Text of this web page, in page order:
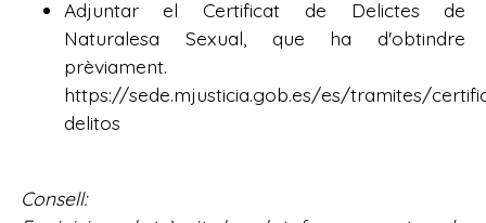
Adjuntar el Certificat de Delictes de
Naturalesa Sexual, que ha d'obtindre
prèviament.
https://sede.mjusticia.gob.es/es/tramites/
delitos
Consell: